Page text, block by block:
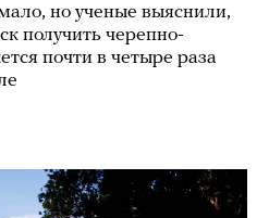
но ученые выяснили,
получить черепно-
почти в четыре раза